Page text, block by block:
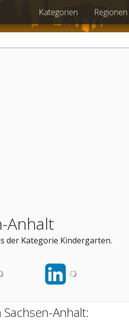
Kategorien Regionen
Anhalt
der Kategorie Kindergarten.
Anhalt: